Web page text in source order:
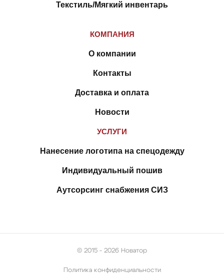
Текстиль/Мягкий инвентарь
КОМПАНИЯ
О компании
Контакты
Доставка и оплата
Новости
УСЛУГИ
Нанесение логотипа на спецодежду
Индивидуальный пошив
Аутсорсинг снабжения СИЗ
© 2015 - 2026 Новатор
Политика конфиденциальности